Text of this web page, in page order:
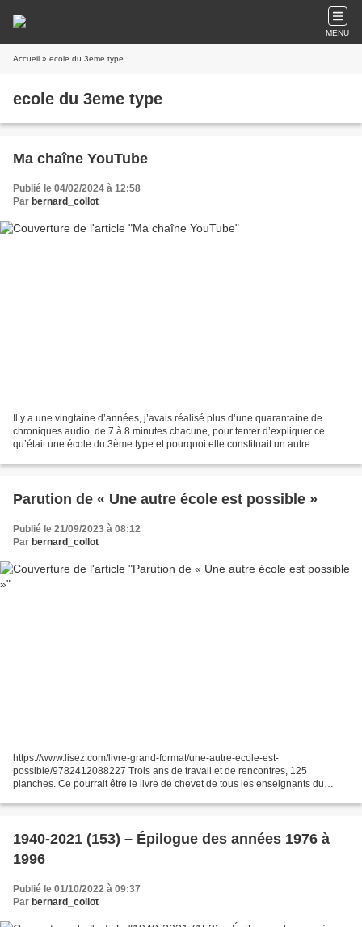
MENU
Accueil » ecole du 3eme type
ecole du 3eme type
Ma chaîne YouTube
Publié le 04/02/2024 à 12:58
Par bernard_collot
Il y a une vingtaine d’années, j’avais réalisé plus d’une quarantaine de
chroniques audio, de 7 à 8 minutes chacune, pour tenter d’expliquer ce
qu’était une école du 3ème type et pourquoi elle constituait un autre
Parution de « Une autre école est possible »
Publié le 21/09/2023 à 08:12
Par bernard_collot
https://www.lisez.com/livre-grand-format/une-autre-ecole-est-
possible/9782412088227 Trois ans de travail et de rencontres, 125
planches. Ce pourrait être le livre de chevet de tous les enseignants du
1940-2021 (153) – Épilogue des années 1976 à
1996
Publié le 01/10/2022 à 09:37
Par bernard_collot